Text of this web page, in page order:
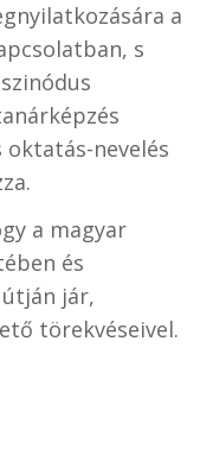
a
s
nevelés
a magyar
és
jár,
törekvéseivel.